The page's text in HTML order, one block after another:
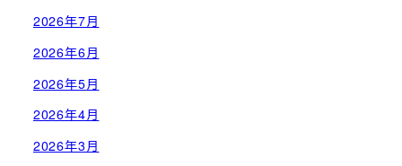
2026年7月
2026年6月
2026年5月
2026年4月
2026年3月